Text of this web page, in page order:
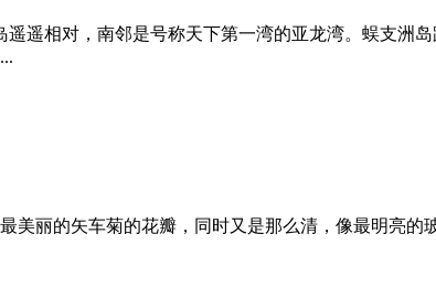
遥相对，南邻是号称天下第一湾的亚龙湾。蜈支洲
丽的矢车菊的花瓣，同时又是那么清，像最明亮的